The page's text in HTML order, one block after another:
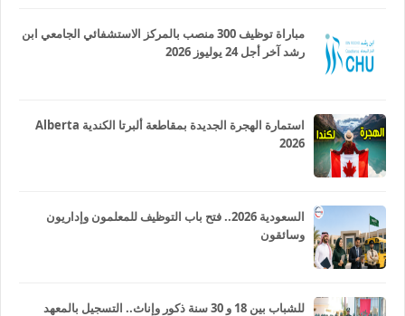
مباراة توظيف 300 منصب بالمركز الاستشفائي الجامعي ابن
رشد آخر أجل 24 يوليوز 2026
استمارة الهجرة الجديدة بمقاطعة ألبرتا الكندية Alberta
2026
السعودية 2026.. فتح باب التوظيف للمعلمون وإداريون
وسائقون
للشباب بين 18 و 30 سنة ذكور وإناث.. التسجيل بالمعهد